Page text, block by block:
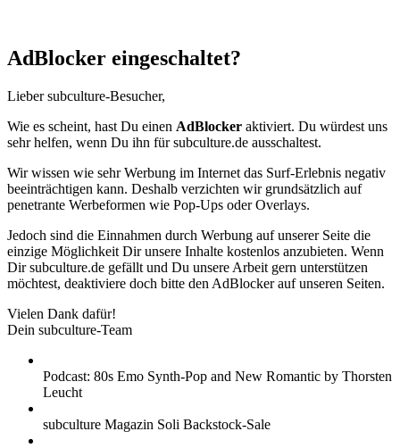
AdBlocker eingeschaltet?
Lieber subculture-Besucher,
Wie es scheint, hast Du einen AdBlocker aktiviert. Du würdest uns
sehr helfen, wenn Du ihn für subculture.de ausschaltest.
Wir wissen wie sehr Werbung im Internet das Surf-Erlebnis negativ
beeinträchtigen kann. Deshalb verzichten wir grundsätzlich auf
penetrante Werbeformen wie Pop-Ups oder Overlays.
Jedoch sind die Einnahmen durch Werbung auf unserer Seite die
einzige Möglichkeit Dir unsere Inhalte kostenlos anzubieten. Wenn
Dir subculture.de gefällt und Du unsere Arbeit gern unterstützen
möchtest, deaktiviere doch bitte den AdBlocker auf unseren Seiten.
Vielen Dank dafür!
Dein subculture-Team
Podcast: 80s Emo Synth-Pop and New Romantic by Thorsten
Leucht
subculture Magazin Soli Backstock-Sale